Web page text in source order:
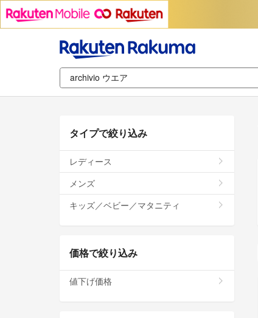
タイプで絞り込み
レディース
メンズ
キッズ／ベビー／マタニティ
価格で絞り込み
値下げ価格